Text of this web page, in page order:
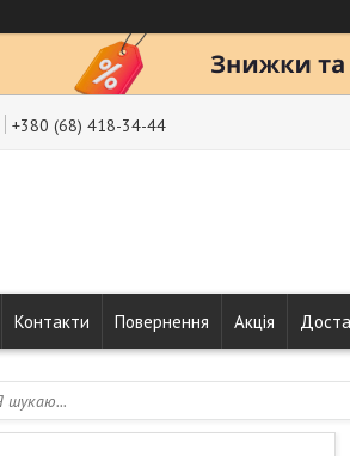
+380 (68) 418-34-44
Контакти Повернення Акція